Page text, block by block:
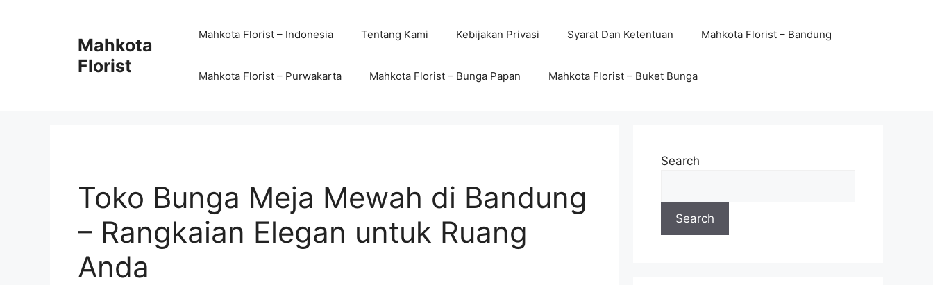
Mahkota
Florist
Mahkota Florist – Indonesia Tentang Kami Kebijakan Privasi Syarat Dan Ketentuan Mahkota Florist – Bandung
Mahkota Florist – Purwakarta Mahkota Florist – Bunga Papan Mahkota Florist – Buket Bunga
Toko Bunga Meja Mewah di Bandung
– Rangkaian Elegan untuk Ruang
Anda
Search
Search